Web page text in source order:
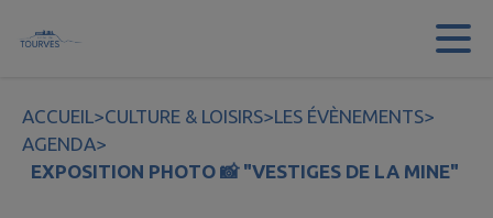
Contenu
ACCUEIL>CULTURE & LOISIRS>LES ÉVÈNEMENTS>
AGENDA>
EXPOSITION PHOTO 📸 "VESTIGES DE LA MINE"